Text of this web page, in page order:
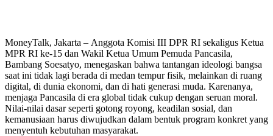
MoneyTalk, Jakarta – Anggota Komisi III DPR RI sekaligus Ketua
MPR RI ke-15 dan Wakil Ketua Umum Pemuda Pancasila,
Bambang Soesatyo, menegaskan bahwa tantangan ideologi bangsa
saat ini tidak lagi berada di medan tempur fisik, melainkan di ruang
digital, di dunia ekonomi, dan di hati generasi muda. Karenanya,
menjaga Pancasila di era global tidak cukup dengan seruan moral.
Nilai-nilai dasar seperti gotong royong, keadilan sosial, dan
kemanusiaan harus diwujudkan dalam bentuk program konkret yang
menyentuh kebutuhan masyarakat.